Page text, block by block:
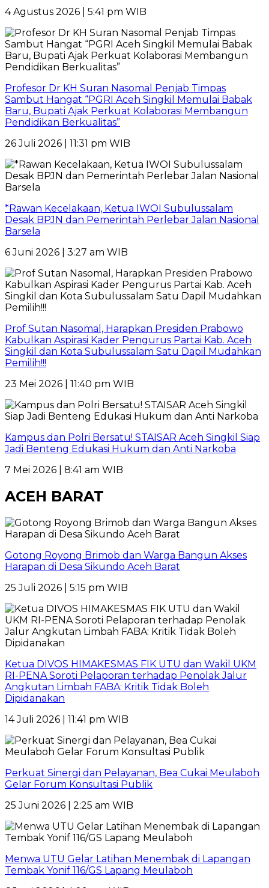
4 Agustus 2026 | 5:41 pm WIB
Profesor Dr KH Suran Nasomal Penjab Timpas
Sambut Hangat “PGRI Aceh Singkil Memulai Babak
Baru, Bupati Ajak Perkuat Kolaborasi Membangun
Pendidikan Berkualitas”
26 Juli 2026 | 11:31 pm WIB
*Rawan Kecelakaan, Ketua IWOI Subulussalam
Desak BPJN dan Pemerintah Perlebar Jalan Nasional
Barsela
6 Juni 2026 | 3:27 am WIB
Prof Sutan Nasomal, Harapkan Presiden Prabowo
Kabulkan Aspirasi Kader Pengurus Partai Kab. Aceh
Singkil dan Kota Subulussalam Satu Dapil Mudahkan
Pemilih!!!
23 Mei 2026 | 11:40 pm WIB
Kampus dan Polri Bersatu! STAISAR Aceh Singkil Siap
Jadi Benteng Edukasi Hukum dan Anti Narkoba
7 Mei 2026 | 8:41 am WIB
ACEH BARAT
Gotong Royong Brimob dan Warga Bangun Akses
Harapan di Desa Sikundo Aceh Barat
25 Juli 2026 | 5:15 pm WIB
Ketua DIVOS HIMAKESMAS FIK UTU dan Wakil UKM
RI-PENA Soroti Pelaporan terhadap Penolak Jalur
Angkutan Limbah FABA: Kritik Tidak Boleh
Dipidanakan
14 Juli 2026 | 11:41 pm WIB
Perkuat Sinergi dan Pelayanan, Bea Cukai Meulaboh
Gelar Forum Konsultasi Publik
25 Juni 2026 | 2:25 am WIB
Menwa UTU Gelar Latihan Menembak di Lapangan
Tembak Yonif 116/GS Lapang Meulaboh